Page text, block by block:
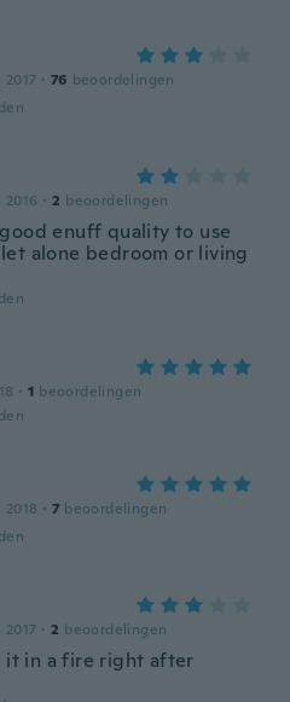
· 76 beoordelingen
· 2 beoordelingen
enuff quality to use
alone bedroom or living
· 1 beoordelingen
· 7 beoordelingen
· 2 beoordelingen
it in a fire right after